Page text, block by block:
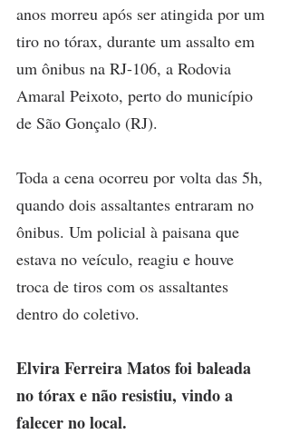
anos morreu após ser atingida por um
tiro no tórax, durante um assalto em
um ônibus na RJ-106, a Rodovia
Amaral Peixoto, perto do município
de São Gonçalo (RJ).
Toda a cena ocorreu por volta das 5h,
quando dois assaltantes entraram no
ônibus. Um policial à paisana que
estava no veículo, reagiu e houve
troca de tiros com os assaltantes
dentro do coletivo.
Elvira Ferreira Matos foi baleada
no tórax e não resistiu, vindo a
falecer no local.